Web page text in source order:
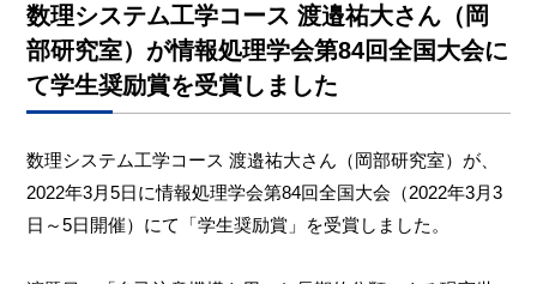
数理システム工学コース 渡邉祐大さん（岡
部研究室）が情報処理学会第84回全国大会に
て学生奨励賞を受賞しました
数理システム工学コース 渡邉祐大さん（岡部研究室）が、
2022年3月5日に情報処理学会第84回全国大会（2022年3月3
日～5日開催）にて「学生奨励賞」を受賞しました。